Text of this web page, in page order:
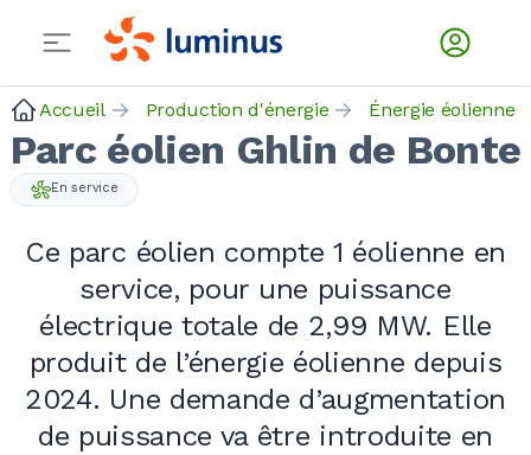
Accueil Production d'énergie Énergie éolienne
Parc éolien Ghlin de Bonte
En service
Ce parc éolien compte 1 éolienne en
service, pour une puissance
électrique totale de 2,99 MW. Elle
produit de l’énergie éolienne depuis
2024. Une demande d’augmentation
de puissance va être introduite en